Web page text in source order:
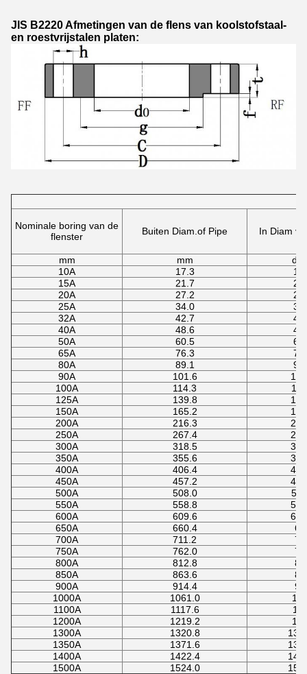
JIS B2220 Afmetingen van de flens van koolstofstaal-
en roestvrijstalen platen:
Nominale boring van de
flenster
Buiten Diam.of Pipe In Diam
mm mm
10A
17.3
15A
21.7
20A
27.2
25A
34.0
32A
42.7
40A
48.6
50A
60.5
65A
76.3
80A
89.1
90A
101.6
100A
114.3
125A
139.8
150A
165.2
200A
216.3
250A
267.4
300A
318.5
350A
355.6
400A
406.4
450A
457.2
500A
508.0
550A
558.8
600A
609.6
650A
660.4
700A
711.2
750A
762.0
800A
812.8
850A
863.6
900A
914.4
1000A
1061.0
1100A
1117.6
1200A
1219.2
1300A
1320.8
1350A
1371.6
1400A
1422.4
1500A
1524.0